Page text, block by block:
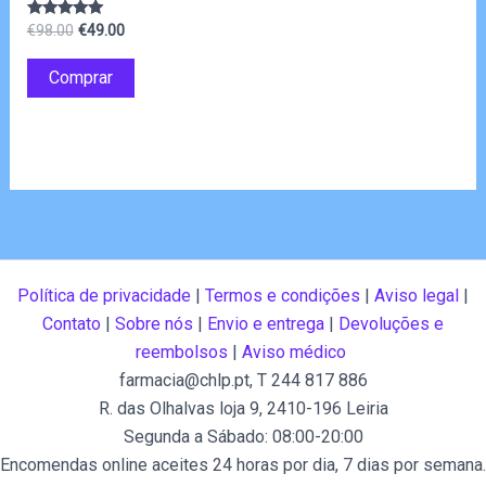
Avaliação
de 5
€98.00 O
original
era:
€49.00O
Comprar
Política de privacidade | Termos e condições | Aviso legal |
Contato | Sobre nós | Envio e entrega | Devoluções e
reembolsos | Aviso médico
farmacia@chlp.pt, T 244 817 886
R. das Olhalvas loja 9, 2410-196 Leiria
Segunda a Sábado: 08:00-20:00
Encomendas online aceites 24 horas por dia, 7 dias por semana.